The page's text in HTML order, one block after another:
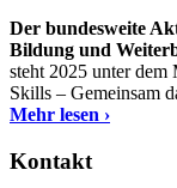
Der bundesweite
Bildung und
steht 2025 unter
Skills – Gemeinsam
Mehr lesen ›
Kontakt